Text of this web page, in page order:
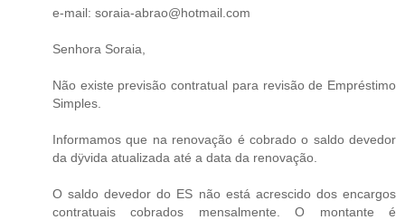
e-mail: soraia-abrao@hotmail.com
Senhora Soraia,
Não existe previsão contratual para revisão de Empréstimo
Simples.
Informamos que na renovação é cobrado o saldo devedor
da dÿvida atualizada até a data da renovação.
O saldo devedor do ES não está acrescido dos encargos
contratuais cobrados mensalmente. O montante é